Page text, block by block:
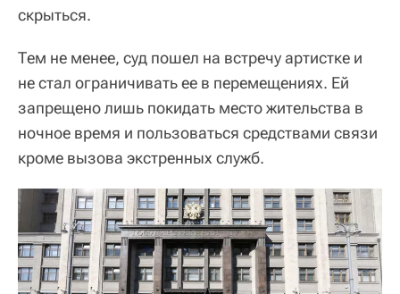
скрыться.
Тем не менее, суд пошел на встречу артистке и
не стал ограничивать ее в перемещениях. Ей
запрещено лишь покидать место жительства в
ночное время и пользоваться средствами связи
кроме вызова экстренных служб.